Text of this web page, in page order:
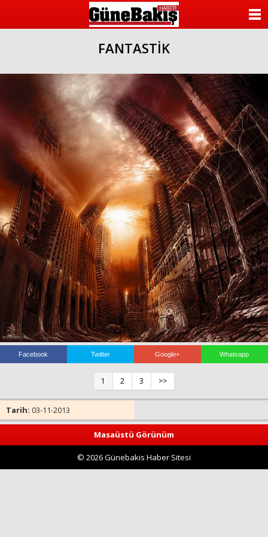
FANTASTİK
Facebook Twitter Google+ Whatsapp
1 2 3 >>
Tarih: 03-11-2013
Masaüstü Görünüm
© 2026 Günebakis Haber Sitesi
YAZARLAR
ANKETLER
FOTO GALERİ
VİDEO GALERİ
KÜNYE
İLETİŞİM
Haberin Doğru Adresi.